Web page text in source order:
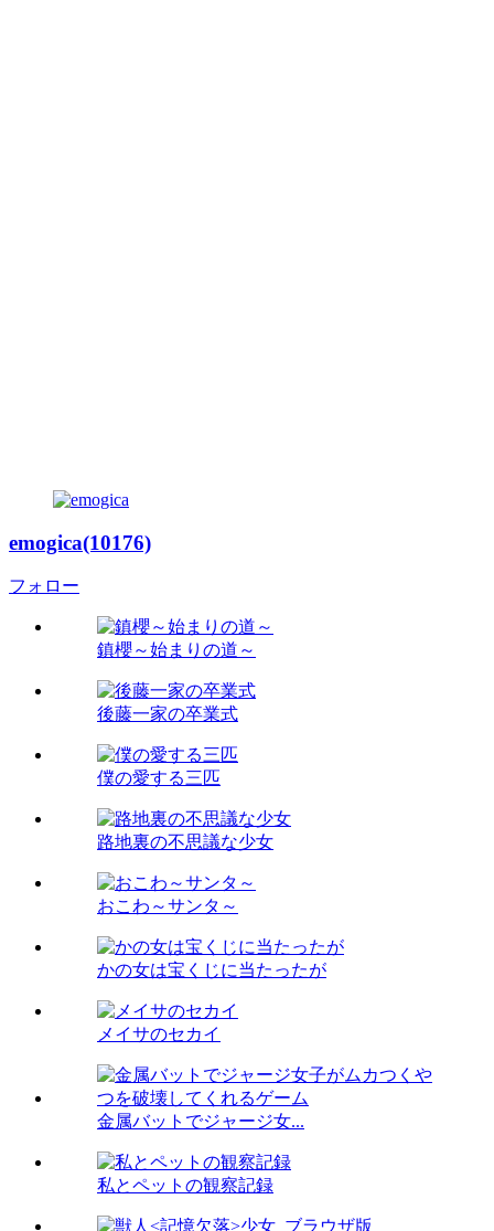
emogica(10176)
フォロー
鎮櫻～始まりの道～
後藤一家の卒業式
僕の愛する三匹
路地裏の不思議な少女
おこわ～サンタ～
かの女は宝くじに当たったが
メイサのセカイ
金属バットでジャージ女...
私とペットの観察記録